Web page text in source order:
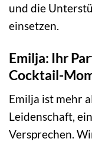
und die
einsetzen.
Emilja: Ihr
Cocktail-
Emilja ist mehr
Leidenschaft,
Versprechen.